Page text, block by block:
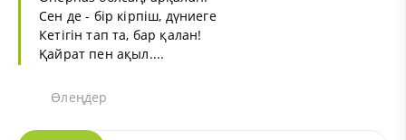
Сен де - бір кірпіш, дүниеге
Кетігін тап та, бар қалан!
Қайрат пен ақыл....
Өлеңдер